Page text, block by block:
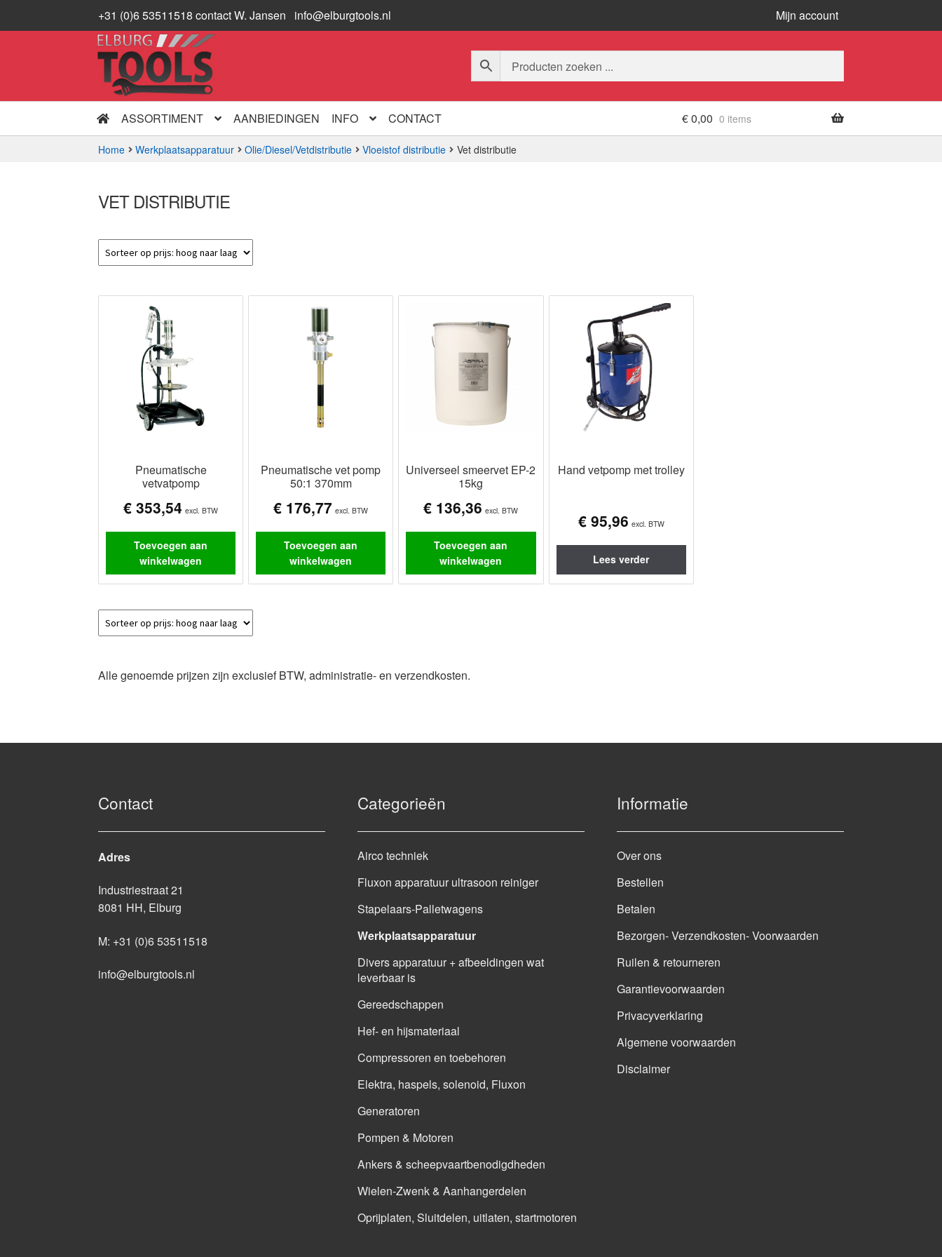
+31 (0)6 53511518 contact W. Jansen info@elburgtools.nl
Mijn account
Ga
door
naar
navigatie
Ga
naar
inhoud
ASSORTIMENT
AANBIEDINGEN INFO CONTACT €0,00 0 items
Home Werkplaatsapparatuur Olie/Diesel/Vetdistributie Vloeistof distributie Vet distributie
VET DISTRIBUTIE
Pneumatische
vetvatpomp
€ 353,54 excl. BTW
Toevoegen aan
winkelwagen
Pneumatische vet pomp
50:1 370mm
€ 176,77 excl. BTW
Toevoegen aan
winkelwagen
Universeel smeervet EP-2
15kg
€ 136,36 excl. BTW
Toevoegen aan
winkelwagen
Hand vetpomp met trolley
€95,96 excl. BTW
Lees verder
Alle genoemde prijzen zijn exclusief BTW, administratie- en verzendkosten.
Contact
Adres
Industriestraat 21
8081 HH, Elburg
M: +31 (0)6 53511518
info@elburgtools.nl
Categorieën
Airco techniek
Fluxon apparatuur ultrasoon reiniger
Stapelaars-Palletwagens
Werkplaatsapparatuur
Divers apparatuur + afbeeldingen wat
leverbaar is
Gereedschappen
Hef- en hijsmateriaal
Compressoren en toebehoren
Elektra, haspels, solenoid, Fluxon
Generatoren
Pompen & Motoren
Ankers & scheepvaartbenodigdheden
Wielen-Zwenk & Aanhangerdelen
Oprijplaten, Sluitdelen, uitlaten, startmotoren
Informatie
Over ons
Bestellen
Betalen
Bezorgen- Verzendkosten- Voorwaarden
Ruilen & retourneren
Garantievoorwaarden
Privacyverklaring
Algemene voorwaarden
Disclaimer